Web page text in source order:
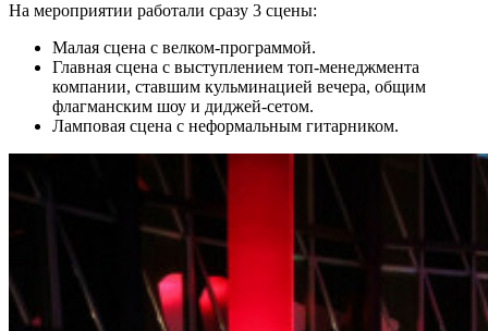
На мероприятии работали сразу 3 сцены:
Малая сцена с велком-программой.
Главная сцена с выступлением топ-менеджмента
компании, ставшим кульминацией вечера, общим
флагманским шоу и диджей-сетом.
Ламповая сцена с неформальным гитарником.